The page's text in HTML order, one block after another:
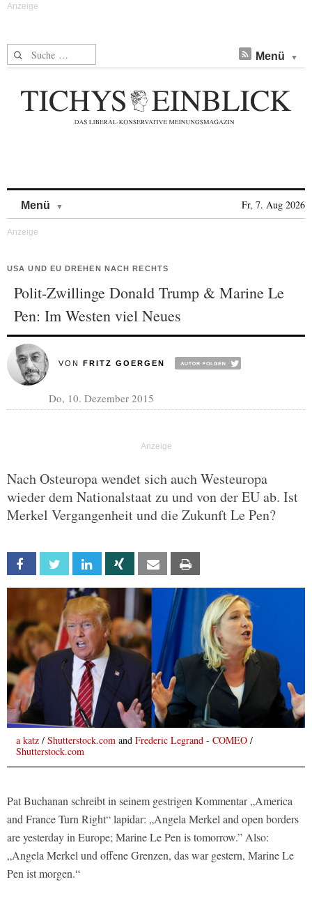
Suche nach: Menü
Menü Fr, 7. Aug 2026
USA UND EU DREHEN NACH RECHTS
Polit-Zwillinge Donald Trump & Marine Le
Pen: Im Westen viel Neues
VON FRITZ GOERGEN
Do, 10. Dezember 2015
Nach Osteuropa wendet sich auch Westeuropa
wieder dem Nationalstaat zu und von der EU ab. Ist
Merkel Vergangenheit und die Zukunft Le Pen?
Facebook Twitter Linkedin Xing Email
a katz / Shutterstock.com and Frederic Legrand - COMEO /
Shutterstock.com
Pat Buchanan schreibt in seinem gestrigen Kommentar „America
and France Turn Right“ lapidar: „Angela Merkel and open borders
are yesterday in Europe; Marine Le Pen is tomorrow.” Also:
„Angela Merkel und offene Grenzen, das war gestern, Marine Le
Pen ist morgen.“